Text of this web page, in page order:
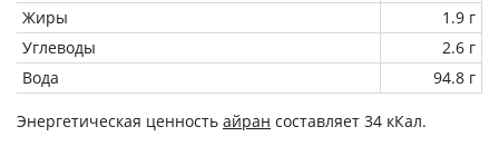
Жиры
1.9 г
Углеводы
2.6 г
Вода
94.8 г
Энергетическая ценность айран составляет 34 кКал.